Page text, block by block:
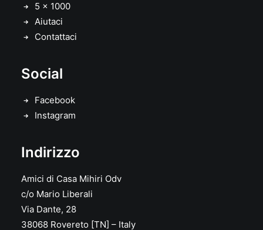
5 x 1000
Aiutaci
Contattaci
Social
Facebook
Instagram
Indirizzo
Amici di Casa Mihiri Odv
c/o Mario Liberali
Via Dante, 28
38068 Rovereto [TN] – Italy